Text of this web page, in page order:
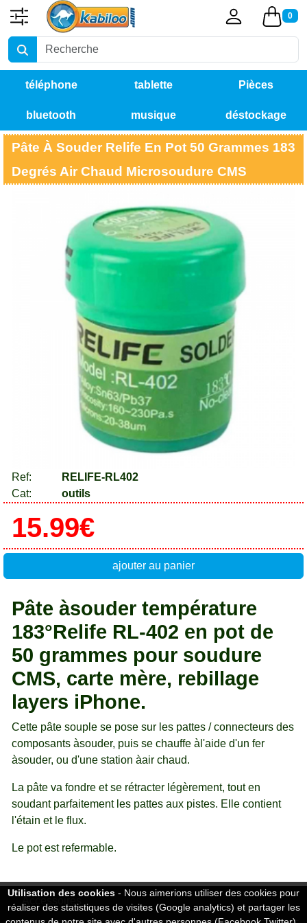
0
téléphone tablette Pièces
détachées
bluetooth musique déstockage
Pâte À Souder Relife En Pot 50 Grammes 183
Degrés Air Chaud Microsoudure CMS
Ref:
RELIFE-RL402
Cat:
outils
15.99€
ajouter au panier
Pâte àsouder température
183°Relife RL-402 en pot de
50 grammes pour soudure
CMS, carte mère, rebillage
layers iPhone.
Cette pâte souple se pose sur les pattes / connecteurs des
composants àsouder, puis se chauffe àl'aide d'un fer
àsouder, ou d'une station àair chaud.
La pâte va fondre et se rétracter légèrement, tout en
soudant parfaitement les pattes aux pistes. Elle contient
l'étain et le flux.
Le pot est refermable.
Utilisation des cookies - Nous aimerions utiliser des cookies pour
réaliser des statistiques de visites (Google analytics) et partager les